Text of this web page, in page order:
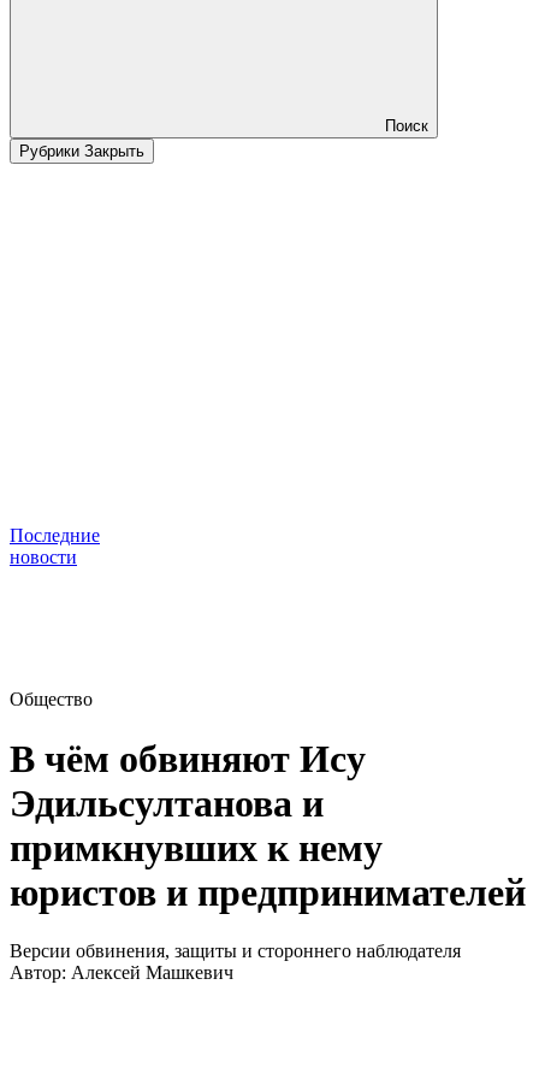
Поиск
Рубрики Закрыть
Последние
новости
Общество
В чём обвиняют Ису
Эдильсултанова и
примкнувших к нему
юристов и предпринимателей
Версии обвинения, защиты и стороннего наблюдателя
Автор: Алексей Машкевич